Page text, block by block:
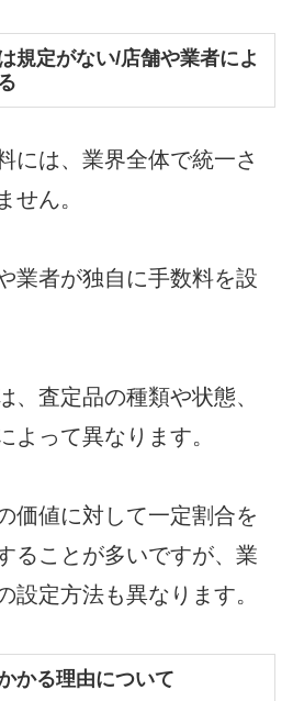
規定がない/店舗や業者によ
には、業界全体で統一さ
せん。
業者が独自に手数料を設
、査定品の種類や状態、
よって異なります。
価値に対して一定割合を
ることが多いですが、業
設定方法も異なります。
かる理由について